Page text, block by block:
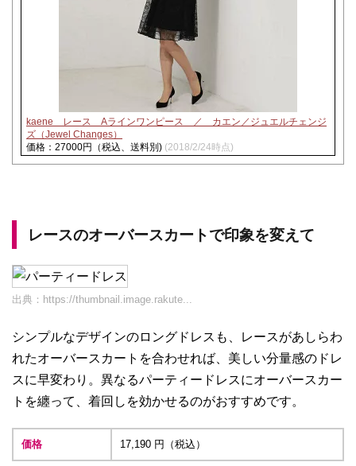
kaene レース Aラインワンピース ／ カエン／ジュエルチェンジ
ズ（Jewel Changes）
価格：27000円（税込、送料別) (2018/2/24時点)
レースのオーバースカートで印象を変えて
出典： https://thumbnail.image.rakute...
シンプルなデザインのロングドレスも、レースがあしらわ
れたオーバースカートを合わせれば、美しい分量感のドレ
スに早変わり。異なるパーティードレスにオーバースカー
トを纏って、着回しを効かせるのがおすすめです。
価格 17,190 円（税込）